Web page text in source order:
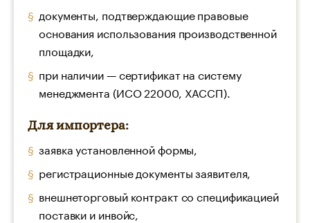
документы, подтверждающие правовые
основания использования производственной
площадки,
при наличии — сертификат на систему
менеджмента (ИСО 22000, ХАССП).
Для импортера:
заявка установленной формы,
регистрационные документы заявителя,
внешнеторговый контракт со спецификацией
поставки и инвойс,